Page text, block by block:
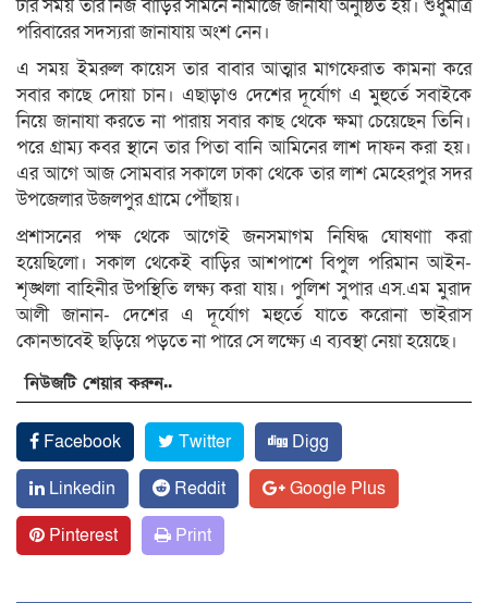
টার সময় তার নিজ বাড়ির সামনে নামাজে জানাযা অনুষ্ঠিত হয়। শুধুমাত্র
পরিবারের সদস্যরা জানাযায় অংশ নেন।
এ সময় ইমরুল কায়েস তার বাবার আত্মার মাগফেরাত কামনা করে
সবার কাছে দোয়া চান। এছাড়াও দেশের দূর্যোগ এ মুহুর্তে সবাইকে
নিয়ে জানাযা করতে না পারায় সবার কাছ থেকে ক্ষমা চেয়েছেন তিনি।
পরে গ্রাম্য কবর স্থানে তার পিতা বানি আমিনের লাশ দাফন করা হয়।
এর আগে আজ সোমবার সকালে ঢাকা থেকে তার লাশ মেহেরপুর সদর
উপজেলার উজলপুর গ্রামে পৌঁছায়।
প্রশাসনের পক্ষ থেকে আগেই জনসমাগম নিষিদ্ধ ঘোষণাা করা
হয়েছিলো। সকাল থেকেই বাড়ির আশপাশে বিপুল পরিমান আইন-
শৃঙ্খলা বাহিনীর উপস্থিতি লক্ষ্য করা যায়। পুলিশ সুপার এস.এম মুরাদ
আলী জানান- দেশের এ দূর্যোগ মহুর্তে যাতে করোনা ভাইরাস
কোনভাবেই ছড়িয়ে পড়তে না পারে সে লক্ষ্যে এ ব্যবস্থা নেয়া হয়েছে।
নিউজটি শেয়ার করুন..
Facebook Twitter
Digg
Linkedin
Reddit
Google Plus
Pinterest
Print